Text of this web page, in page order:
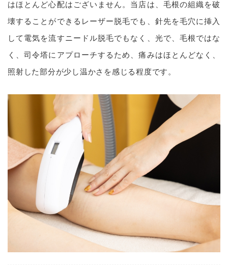
はほとんど⼼配はございません。当店は、⽑根の組織を破
壊することができるレーザー脱毛でも、針先を毛穴に挿入
して電気を流すニードル脱毛でもなく、光で、⽑根ではな
く、司令塔にアプローチするため、痛みはほとんどなく、
照射した部分が少し温かさを感じる程度です。